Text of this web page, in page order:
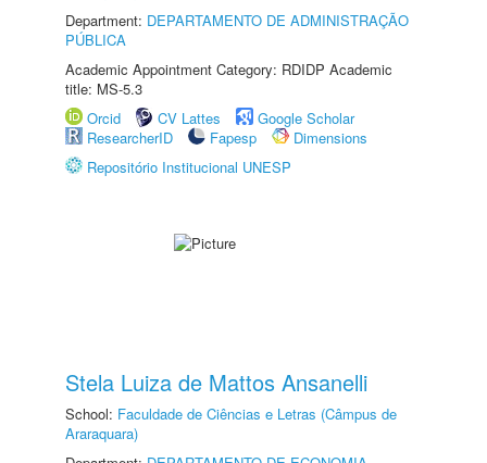
Department: DEPARTAMENTO DE ADMINISTRAÇÃO
PÚBLICA
Academic Appointment Category: RDIDP Academic
title: MS-5.3
Orcid
CV Lattes
Google Scholar
ResearcherID
Fapesp
Dimensions
Repositório Institucional UNESP
Stela Luiza de Mattos Ansanelli
School: Faculdade de Ciências e Letras (Câmpus de
Araraquara)